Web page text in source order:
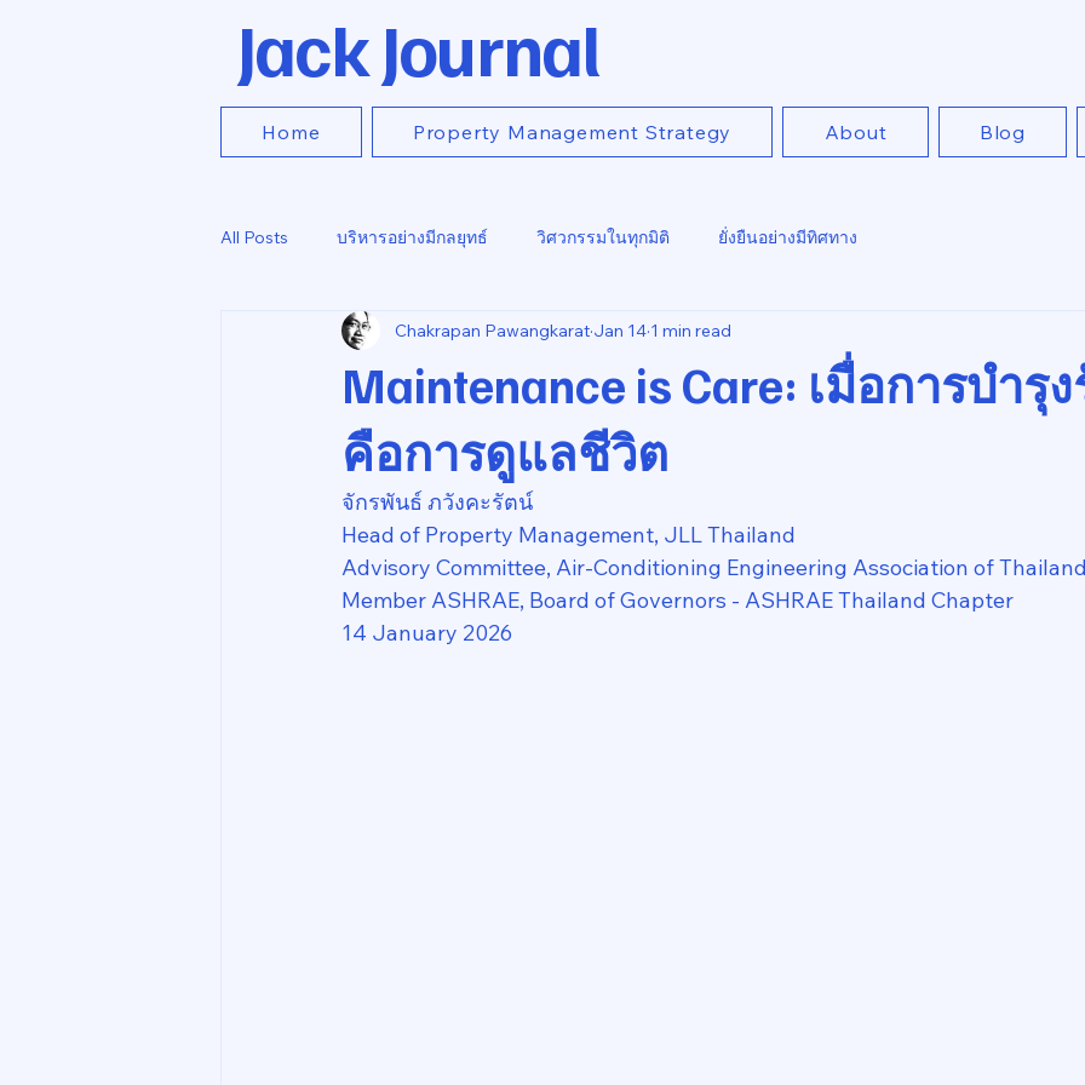
Jack Journal
Home Property Management Strategy About Blog
All Posts บริหารอย่างมีกลยุทธ์ วิศวกรรมในทุกมิติ ยั่งยืนอย่างมีทิศทาง
Maintenance is Care: เมื่อการบำรุ
คือการดูแลชีวิต
Chakrapan Pawangkarat Jan 14 1 min read
จักรพันธ์ ภวังคะรัตน์
Head of Property Management, JLL Thailand
Advisory Committee, Air-Conditioning Engineering Association of
Member ASHRAE, Board of Governors - ASHRAE Thailand Chapter
14 January 2026